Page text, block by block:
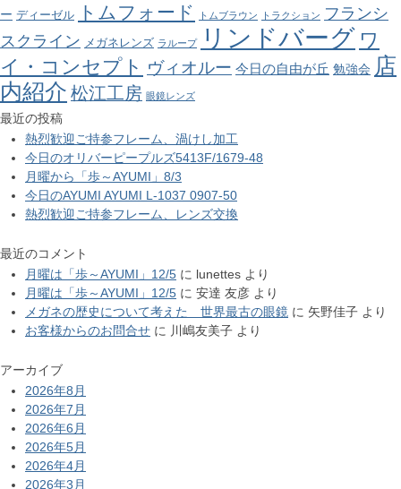
ー ディーゼル トムフォード トムブラウン トラクション フランシ
スクライン メガネレンズ ラループ リンドバーグ ワ
イ・コンセプト ヴィオルー 今日の自由が丘 勉強会 店
内紹介 松江工房 眼鏡レンズ
最近の投稿
熱烈歓迎ご持参フレーム、渦けし加工
今日のオリバーピープルズ5413F/1679-48
月曜から「歩～AYUMI」8/3
今日のAYUMI AYUMI L-1037 0907-50
熱烈歓迎ご持参フレーム、レンズ交換
最近のコメント
月曜は「歩～AYUMI」12/5 に lunettes より
月曜は「歩～AYUMI」12/5 に 安達 友彦 より
メガネの歴史について考えた 世界最古の眼鏡 に 矢野佳子 より
お客様からのお問合せ に 川嶋友美子 より
アーカイブ
2026年8月
2026年7月
2026年6月
2026年5月
2026年4月
2026年3月